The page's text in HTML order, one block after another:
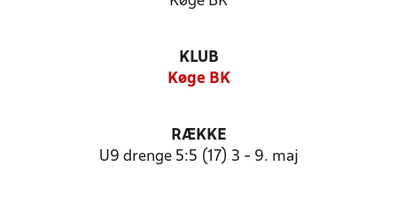
KLUB
Køge BK
RÆKKE
U9 drenge 5:5 (17) 3 - 9. maj